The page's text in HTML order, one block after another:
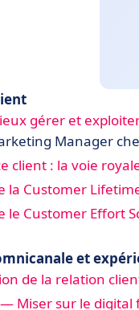
gérer et
Manager
client : la voie
la Customer
le Customer Effort
et
de la relation
Miser sur le